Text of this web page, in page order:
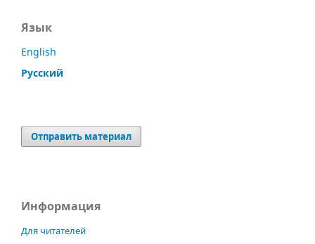
Язык
English
Русский
Отправить материал
Информация
Для читателей